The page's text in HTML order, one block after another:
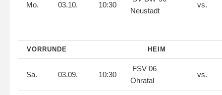
Mo. 03.10. 10:30
Neustadt
vs.
VORRUNDE HEIM
Sa. 03.09. 10:30
FSV 06
Ohratal
vs.